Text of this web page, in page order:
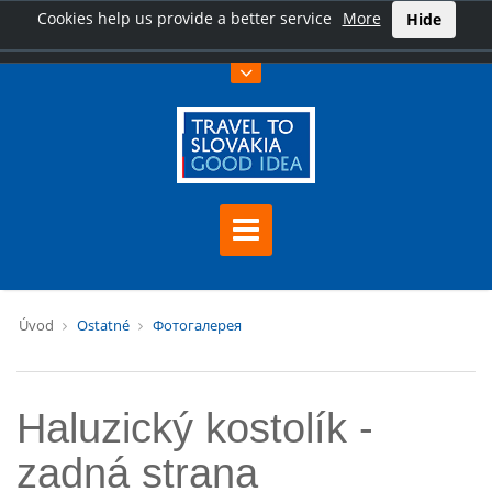
Cookies help us provide a better service More Hide
Úvod Ostatné Фотогалерея
Haluzický kostolík -
zadná strana